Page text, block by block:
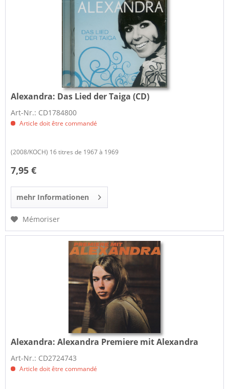
Alexandra: Das Lied der Taiga (CD)
Art-Nr.: CD1784800
Article doit être commandé
(2008/KOCH) 16 titres de 1967 à 1969
7,95 €
mehr Informationen
Mémoriser
Alexandra:Alexandra Premiere mit Alexandra
Art-Nr.: CD2724743
Article doit être commandé